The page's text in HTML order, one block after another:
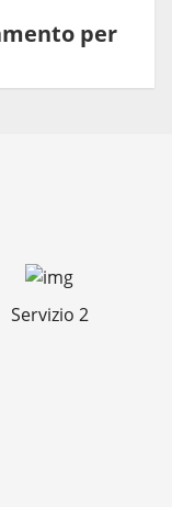
per
Servizio 2